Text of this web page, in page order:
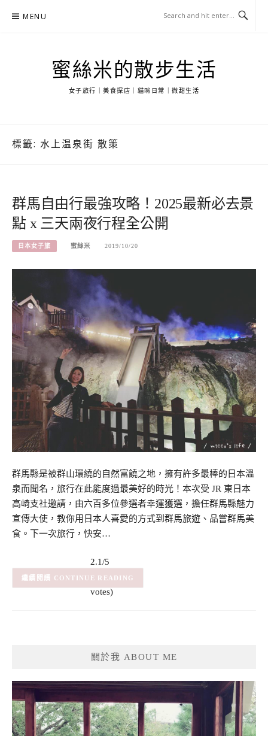
MENU
蜜絲米的散步生活
女子旅行｜美食探店｜貓咪日常｜微甜生活
標籤: 水上温泉街 散策
群馬自由行最強攻略！2025最新必去景
點 x 三天兩夜行程全公開
日本女子旅 蜜絲米 2019/10/20
群馬縣是被群山環繞的自然富饒之地，擁有許多最棒的日本溫
泉而聞名，旅行在此能度過最美好的時光！本次受 JR 東日本
高崎支社邀請，由六百多位參選者幸運獲選，擔任群馬縣魅力
宣傳大使，教你用日本人喜愛的方式到群馬旅遊、品嘗群馬美
食。下一次旅行，快安…
2.1/5
– (7
votes)
(7) CONTINUE READING
關於我 ABOUT ME